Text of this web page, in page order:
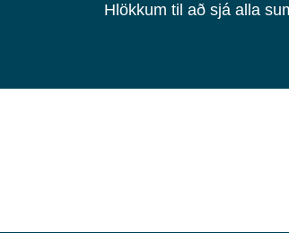
Hlökkum til að sjá alla